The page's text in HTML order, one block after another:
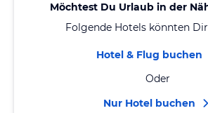
Möchtest Du Urlaub in der
Folgende Hotels könnten
Hotel & Flug buchen
Oder
Nur Hotel buchen